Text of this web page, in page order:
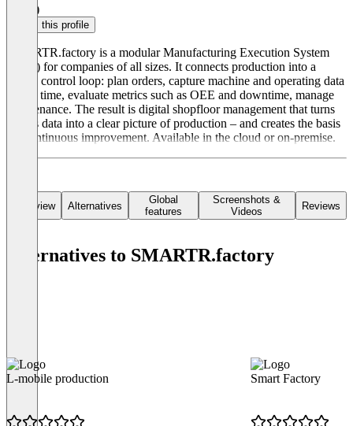
(4)
Claim this profile
SMARTR.factory is a modular Manufacturing Execution System
(MES) for companies of all sizes. It connects production into a
closed control loop: plan orders, capture machine and operating data
in real time, evaluate metrics such as OEE and downtime, manage
maintenance. The result is digital shopfloor management that turns
all this data into a clear picture of production – and creates the basis
for continuous improvement. Available in the cloud or on-premise.
Overview Alternatives
Global
features
Screenshots &
Videos
Reviews
Alternatives to SMARTR.factory
L-mobile production Smart Factory